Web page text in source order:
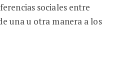
sociales entre
una u otra manera a los